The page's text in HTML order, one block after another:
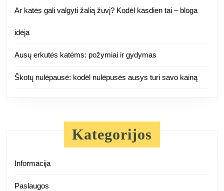
Ar katės gali valgyti žalią žuvį? Kodėl kasdien tai – bloga
idėja
Ausų erkutės katėms: požymiai ir gydymas
Škotų nulėpausė: kodėl nulėpusės ausys turi savo kainą
Kategorijos
Informacija
Paslaugos